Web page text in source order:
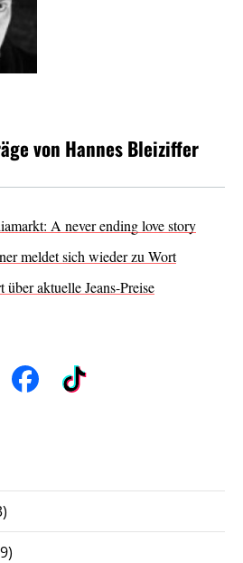
von Hannes Bleiziffer
A never ending love story
meldet sich wieder zu Wort
aktuelle Jeans-Preise